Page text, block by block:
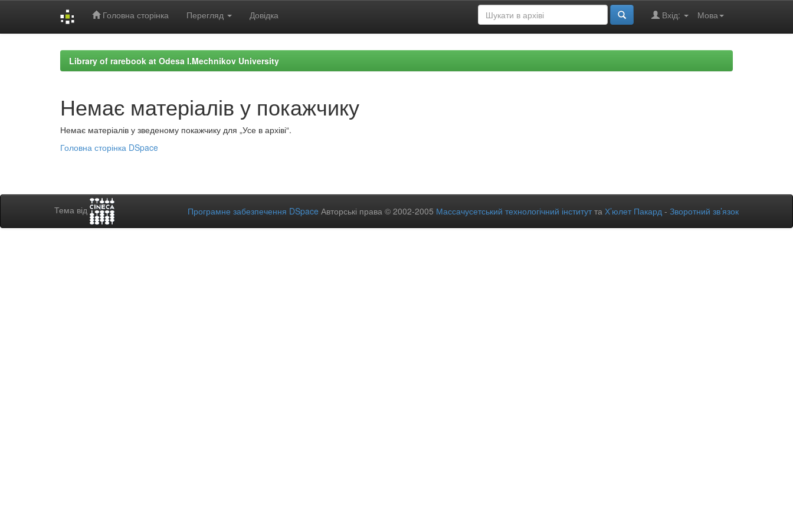
Головна сторінка Перегляд Довідка Мова
Вхід:
Library of rarebook at Odesa I.Mechnikov University
Немає матеріалів у покажчику
Немає матеріалів у зведеному покажчику для „Усе в архіві“.
Головна сторінка DSpace
Тема від Програмне забезпечення DSpace Авторські права © 2002-2005 Массачусетський технологічний інститутта Х’юлет Пакард - Зворотний зв’язок